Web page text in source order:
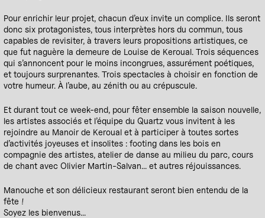
Pour enrichir leur projet, chacun d’eux invite un complice. Ils seront
donc six protagonistes, tous interprètes hors du commun, tous
capables de revisiter, à travers leurs propositions artistiques, ce
que fut naguère la demeure de Louise de Keroual. Trois séquences
qui s’annoncent pour le moins incongrues, assurément poétiques,
et toujours surprenantes. Trois spectacles à choisir en fonction de
votre humeur. À l’aube, au zénith ou au crépuscule.
Et durant tout ce week-end, pour fêter ensemble la saison nouvelle,
les artistes associés et l’équipe du Quartz vous invitent à les
rejoindre au Manoir de Keroual et à participer à toutes sortes
d’activités joyeuses et insolites : footing dans les bois en
compagnie des artistes, atelier de danse au milieu du parc, cours
de chant avec Olivier Martin-Salvan... et autres réjouissances.
Manouche et son délicieux restaurant seront bien entendu de la
fête !
Soyez les bienvenus...